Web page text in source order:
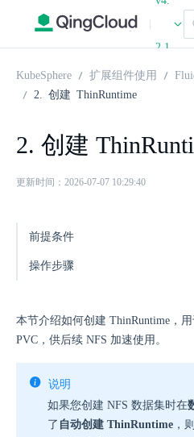
|
2.1
KubeSphere 扩展组件使用
2. 创建 ThinRuntime
2. 创建
更新时间：2026-07-07 10:29:40
前提条件
操作步骤
本节介绍如何创建 ThinRuntime，
PVC，供后续 NFS 加速使用。
说明
如果您创建 NFS 数据集时在
了 自动创建 ThinRuntime ，